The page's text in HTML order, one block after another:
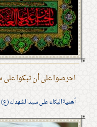
احرصوا على أن تبكوا
أهمية البكاء على سيد الشهداء (ع)